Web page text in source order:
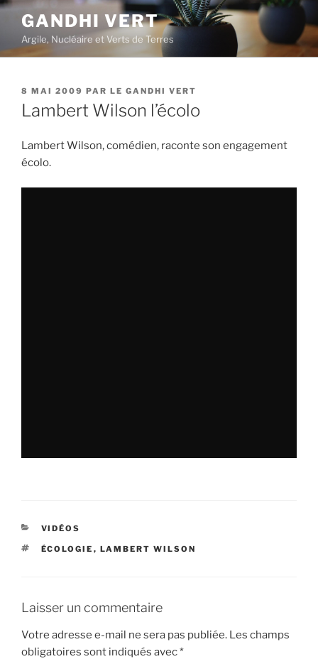
Aller
contenu
principal
GANDHI VERT
Argile, Nucléaire et Verts de Terres
PUBLIÉ
LE
8 MAI 2009 PAR LE GANDHI VERT
Lambert Wilson l’écolo
Lambert Wilson, comédien, raconte son engagement
écolo.
CATÉGORIES
VIDÉOS
ÉTIQUETTES
ÉCOLOGIE , LAMBERT WILSON
Laisser un commentaire
Votre adresse e-mail ne sera pas publiée. Les champs
obligatoires sont indiqués avec*